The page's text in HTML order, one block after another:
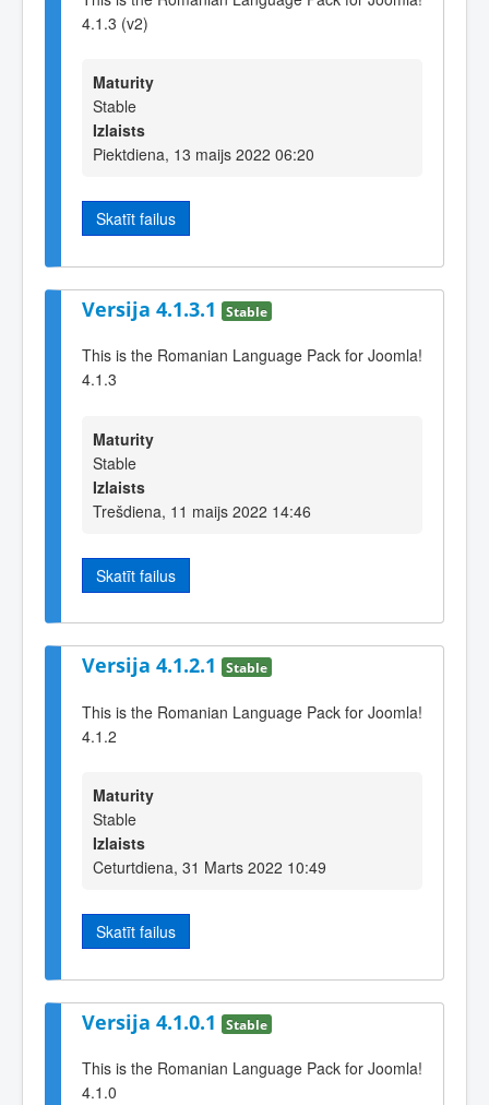
4.1.3 (v2)
Maturity
Stable
Izlaists
Piektdiena, 13 maijs 2022 06:20
Skatīt failus
Versija 4.1.3.1 Stable
This is the Romanian Language Pack for Joomla!
4.1.3
Maturity
Stable
Izlaists
Trešdiena, 11 maijs 2022 14:46
Skatīt failus
Versija 4.1.2.1 Stable
This is the Romanian Language Pack for Joomla!
4.1.2
Maturity
Stable
Izlaists
Ceturtdiena, 31 Marts 2022 10:49
Skatīt failus
Versija 4.1.0.1 Stable
This is the Romanian Language Pack for Joomla!
4.1.0